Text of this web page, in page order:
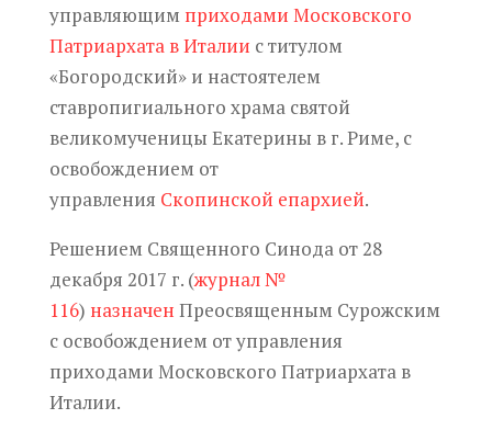
управляющим приходами Московского
Патриархата в Италии с титулом
«Богородский» и настоятелем
ставропигиального храма святой
великомученицы Екатерины в г. Риме, с
освобождением от
управления Скопинской епархией.
Решением Священного Синода от 28
декабря 2017 г. (журнал №
116) назначен Преосвященным Сурожским
с освобождением от управления
приходами Московского Патриархата в
Италии.